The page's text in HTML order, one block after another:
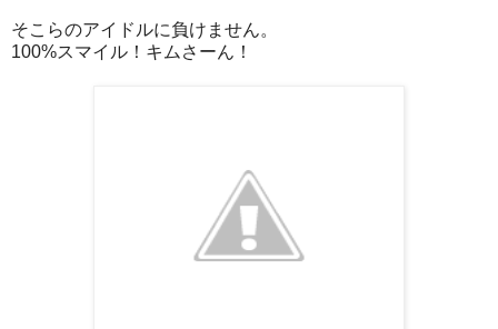
そこらのアイドルに負けません。
100%スマイル！ キムさーん！